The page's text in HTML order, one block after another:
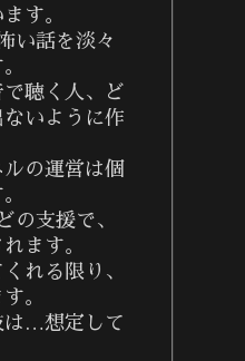
す。
い話を淡々
聴く人、ど
いように作
の運営は個
の支援で、
ます。
れる限り、
。
は…想定して